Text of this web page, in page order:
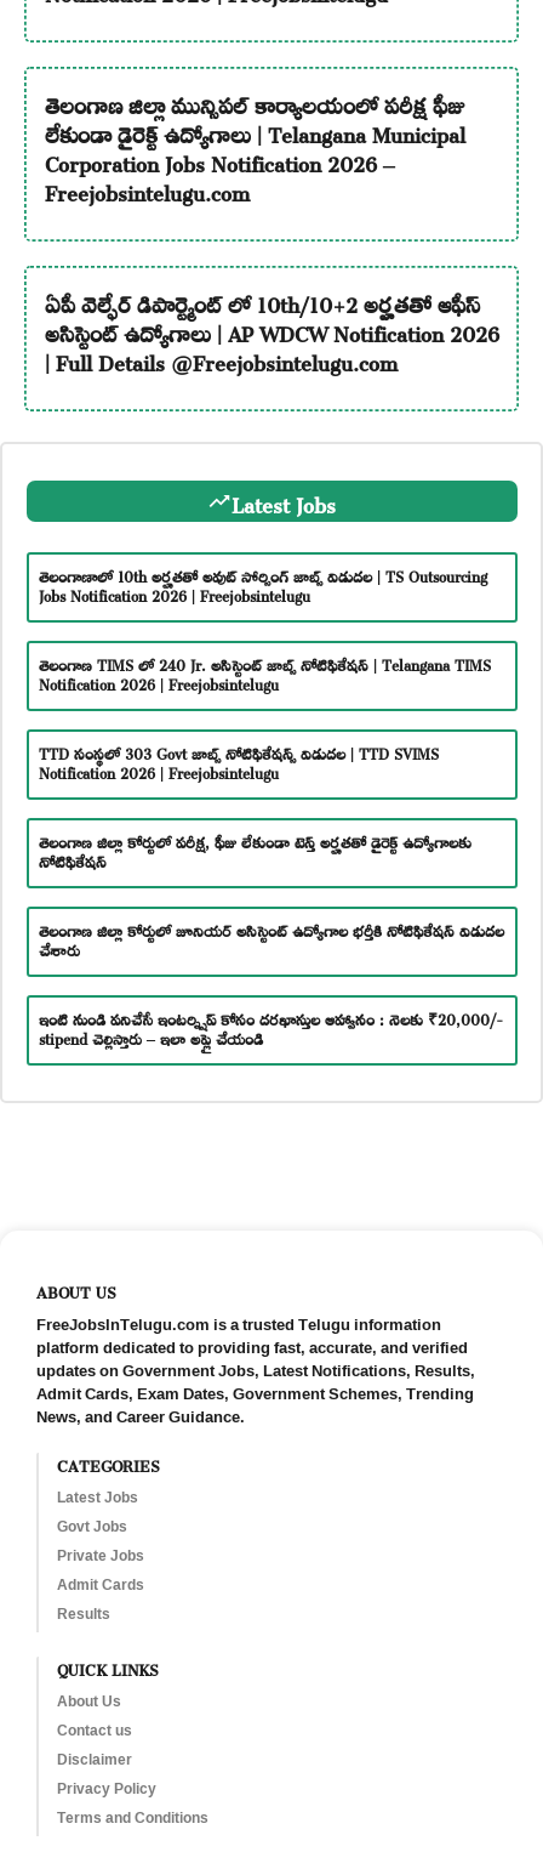
తెలంగాణ జిల్లా మున్సిపల్ కార్యాలయంలో పరీక్ష ఫీజు
లేకుండా డైరెక్ట్ ఉద్యోగాలు | Telangana Municipal
Corporation Jobs Notification 2026 –
Freejobsintelugu.com
ఏపీ వెల్ఫేర్ డిపార్ట్మెంట్ లో 10th/10+2 అర్హతతో ఆఫీస్
అసిస్టెంట్ ఉద్యోగాలు | AP WDCW Notification 2026
| Full Details @Freejobsintelugu.com
Latest Jobs
తెలంగాణాలో 10th అర్హతతో అవుట్ సోర్సింగ్ జాబ్స్ విడుదల | TS Outsourcing
Jobs Notification 2026 | Freejobsintelugu
తెలంగాణ TIMS లో 240 Jr. అసిస్టెంట్ జాబ్స్ నోటిఫికేషన్ | Telangana TIMS
Notification 2026 | Freejobsintelugu
TTD సంస్థలో 303 Govt జాబ్స్ నోటిఫికేషన్స్ విడుదల | TTD SVIMS
Notification 2026 | Freejobsintelugu
తెలంగాణ జిల్లా కోర్టులో పరీక్ష, ఫీజు లేకుండా టెన్త్ అర్హతతో డైరెక్ట్ ఉద్యోగాలకు
నోటిఫికేషన్
తెలంగాణ జిల్లా కోర్టులో జూనియర్ అసిస్టెంట్ ఉద్యోగాల భర్తీకి నోటిఫికేషన్ విడుదల
చేశారు
ఇంటి నుండి పనిచేసే ఇంటర్న్షిప్ కోసం దరఖాస్తుల ఆహ్వానం : నెలకు ₹20,000/-
stipend చెల్లిస్తారు – ఇలా అప్లై చేయండి
ABOUT US
FreeJobsInTelugu.com is a trusted Telugu information
platform dedicated to providing fast, accurate, and verified
updates on Government Jobs, Latest Notifications, Results,
Admit Cards, Exam Dates, Government Schemes, Trending
News, and Career Guidance.
CATEGORIES
Latest Jobs
Govt Jobs
Private Jobs
Admit Cards
Results
QUICK LINKS
About Us
Contact us
Disclaimer
Privacy Policy
Terms and Conditions